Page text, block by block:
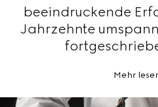
beeindruckende
Jahrzehnte
Mehr